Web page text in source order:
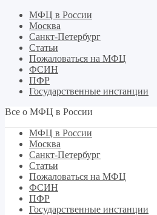
МФЦ в России
Москва
Санкт-Петербург
Статьи
Пожаловаться на МФЦ
ФСИН
ПФР
Государственные инстанции
Все о МФЦ в России
МФЦ в России
Москва
Санкт-Петербург
Статьи
Пожаловаться на МФЦ
ФСИН
ПФР
Государственные инстанции